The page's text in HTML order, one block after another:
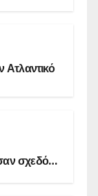
Ατλαντικό
σχεδόν